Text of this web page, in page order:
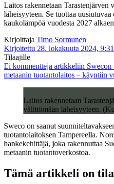
Laitos rakennetaan Tarastenjärven
läheisyyteen. Se tuottaa uusiutuvaa
kaukolämpöä vuodesta 2027
Kirjoittaja Timo Sormunen
Kirjoitettu 28. lokakuuta 2024, 9:31
Tilaajille
Ei kommentteja artikkeliin Swecon
metaanin tuotantolaitos – käyntiin
Laitos rakennetaan
välittömään läheisyyteen.
Sweco on saanut
tuotantolaitoksen Tampereella.
hankekehittäjä, joka rakennuttaa
metaanin tuotantoverkostoa.
Tämä artikkeli on